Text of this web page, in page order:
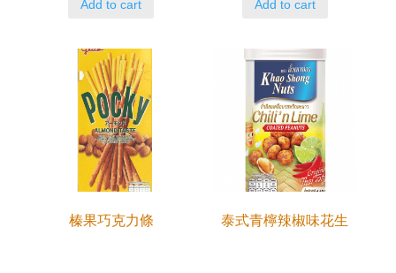
Add to cart Add to cart
榛果巧克力條 泰式青檸辣椒味花生